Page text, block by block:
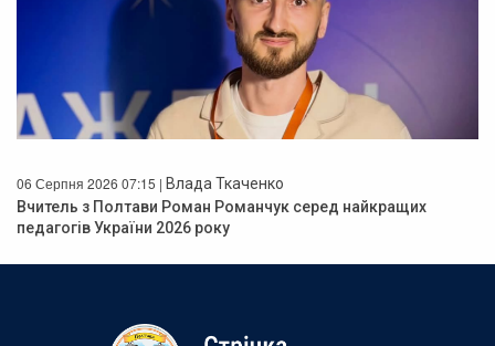
06 Серпня 2026 07:15 | Влада Ткаченко
Вчитель з Полтави Роман Романчук серед найкращих
педагогів України 2026 року